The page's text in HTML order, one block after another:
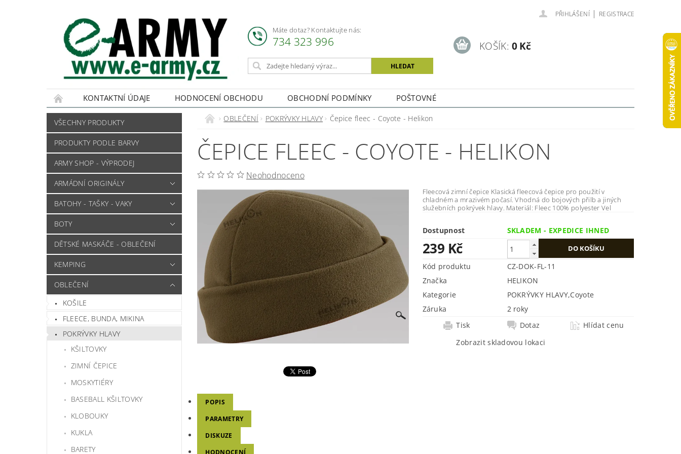
Máte dotaz? Kontaktujte nás:
734 323 996
PŘIHLÁŠENÍ | REGISTRACE
KOŠÍK: 0 Kč
KONTAKTNÍ ÚDAJE HODNOCENÍ OBCHODU OBCHODNÍ PODMÍNKY POŠTOVNÉ
VŠECHNY PRODUKTY
PRODUKTY PODLE BARVY
ARMY SHOP - VÝPRODEJ
ARMÁDNÍ ORIGINÁLY
BATOHY - TAŠKY - VAKY
BOTY
DĚTSKÉ MASKÁČE - OBLEČENÍ
KEMPING
OBLEČENÍ
KOŠILE
FLEECE, BUNDA, MIKINA
POKRÝVKY HLAVY
KŠILTOVKY
ZIMNÍ ČEPICE
MOSKYTIÉRY
BASEBALL KŠILTOVKY
KLOBOUKY
KUKLA
BARETY
OBLEČENÍ POKRÝVKY HLAVY Čepice fleec - Coyote - Helikon
ČEPICE FLEEC - COYOTE - HELIKON
Neohodnoceno
Fleecová zimní čepice Klasická fleecová čepice pro použití v
chladném a mrazivém počasí. Vhodná do bojových přilb a jiných
služebních pokrývek hlavy. Materiál: Fleec 100% polyester Vel
Dostupnost SKLADEM - EXPEDICE IHNED
239 Kč
Kód produktu
CZ-DOK-FL-11
Značka
HELIKON
Kategorie
POKRÝVKY HLAVY,Coyote
Záruka
2 roky
Tisk
Dotaz
Hlídat cenu
Zobrazit skladovou lokaci
POPIS
PARAMETRY
DISKUZE